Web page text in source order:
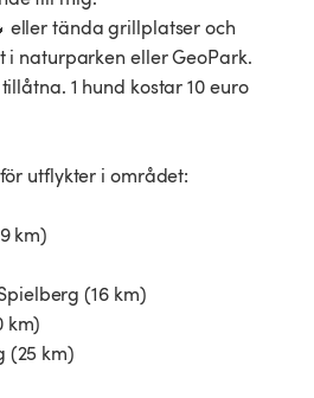
eller tända grillplatser och
naturparken eller GeoPark.
1 hund kostar 10 euro
utflykter i området:
km)
(16 km)
km)
(25 km)